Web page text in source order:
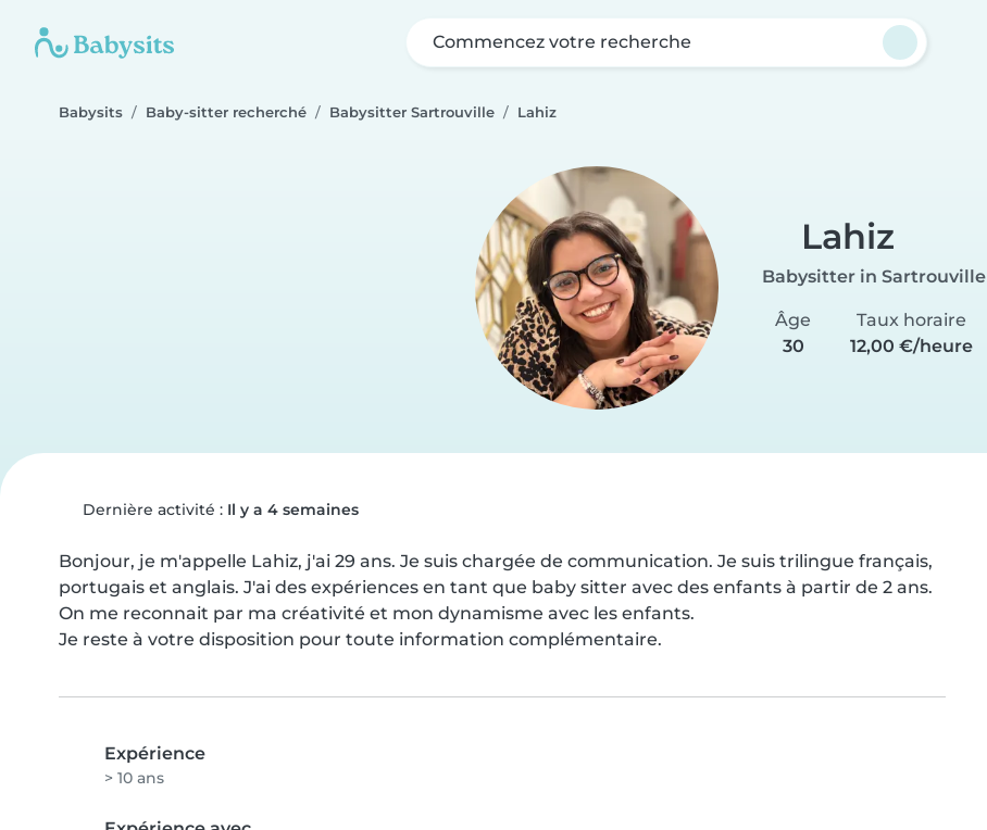
Commencez votre recherche
Babysits Baby-sitter recherché Babysitter Sartrouville Lahiz
Lahiz
Babysitter in Sartrouville
Âge
30
Taux horaire
12,00 €/heure
Dernière activité : Il y a 4 semaines
Bonjour, je m'appelle Lahiz, j'ai 29 ans. Je suis chargée de communication. Je suis trilingue français,
portugais et anglais. J'ai des expériences en tant que baby sitter avec des enfants à partir de 2 ans.
On me reconnait par ma créativité et mon dynamisme avec les enfants.
Je reste à votre disposition pour toute information complémentaire.
Expérience
> 10 ans